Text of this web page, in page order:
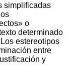
simplificadas
o
determinado
estereotipos
entre
y